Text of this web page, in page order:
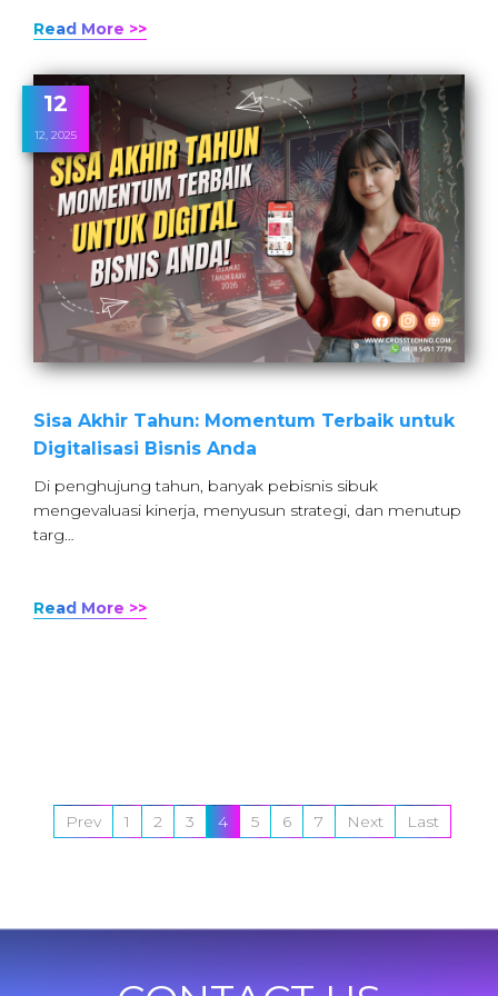
Read More >>
12
12, 2025
Sisa Akhir Tahun: Momentum Terbaik untuk
Digitalisasi Bisnis Anda
Di penghujung tahun, banyak pebisnis sibuk
mengevaluasi kinerja, menyusun strategi, dan menutup
targ…
Read More >>
Prev 1 2 3 4 5 6 7 Next Last